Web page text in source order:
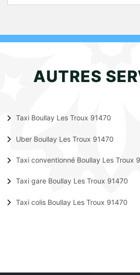
AUTRES
Taxi Boullay Les Troux 91470
Uber Boullay Les Troux 91470
Taxi conventionné Boullay Les Troux
Taxi gare Boullay Les Troux 91470
Taxi colis Boullay Les Troux 91470